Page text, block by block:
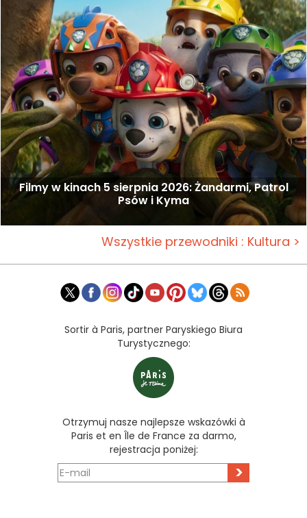
Filmy w kinach 5 sierpnia 2026: Żandarmi, Patrol
Psów i Kyma
Wszystkie przewodniki : Kultura >
Sortir à Paris, partner Paryskiego Biura
Turystycznego:
Otrzymuj nasze najlepsze wskazówki à
Paris et en Île de France za darmo,
rejestracja poniżej:
>